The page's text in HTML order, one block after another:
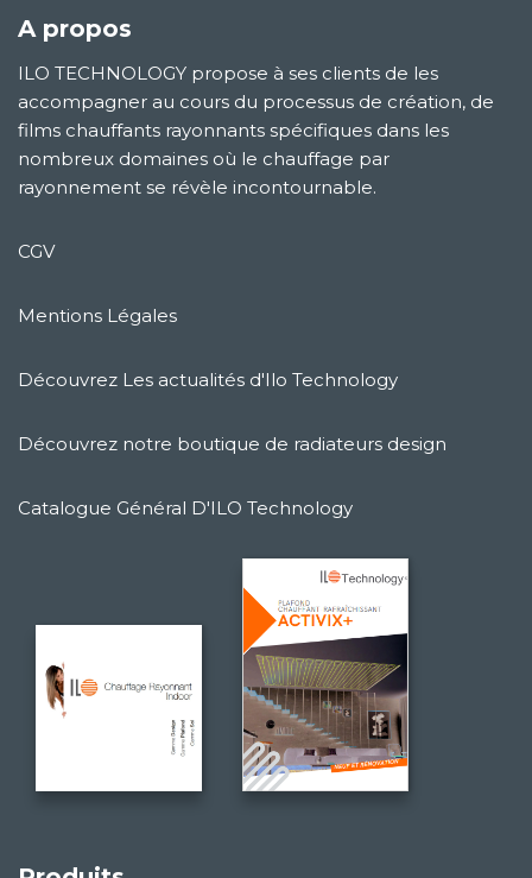
A propos
ILO TECHNOLOGY propose à ses clients de les
accompagner au cours du processus de création, de
films chauffants rayonnants spécifiques dans les
nombreux domaines où le chauffage par
rayonnement se révèle incontournable.
CGV
Mentions Légales
Découvrez Les actualités d'Ilo Technology
Découvrez notre boutique de radiateurs design
Catalogue Général D'ILO Technology